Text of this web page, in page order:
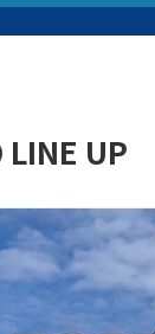
LINE UP